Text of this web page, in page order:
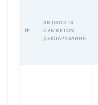
№
ЗВʼЯЗОК ІЗ
СУБʼЄКТОМ
ДЕКЛАРУВАННЯ